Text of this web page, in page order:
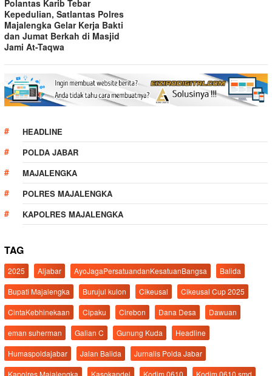
Polantas Karib Tebar
Kepedulian, Satlantas Polres
Majalengka Gelar Kerja Bakti
dan Jumat Berkah di Masjid
Jami At-Taqwa
HEADLINE
POLDA JABAR
MAJALENGKA
POLRES MAJALENGKA
KAPOLRES MAJALENGKA
TAG
2025 Aljabar AyoJagaPersatuandanKesatuanBangsa
Balida
Bupati Majalengka
Burujul kulon Cikeusal
Cikeusal Cup 2025
CintaKebhinekaan
Cipaku Cirebon Dana Desa
Dawuan
eman suherman
Galian C Gunung Kuda
Headline
Humaspoldajabar
Jalan Balida
Jurnalis Polda Jabar